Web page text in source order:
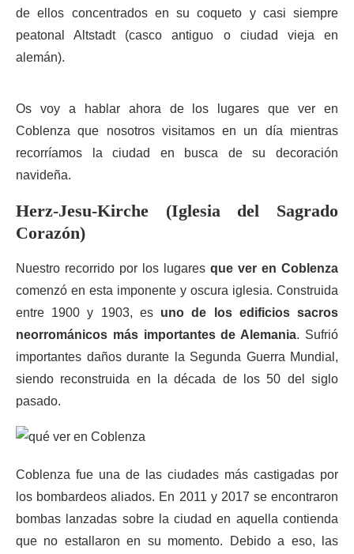
de ellos concentrados en su coqueto y casi siempre
peatonal Altstadt (casco antiguo o ciudad vieja en
alemán).
Os voy a hablar ahora de los lugares que ver en
Coblenza que nosotros visitamos en un día mientras
recorríamos la ciudad en busca de su decoración
navideña.
Herz-Jesu-Kirche (Iglesia del Sagrado
Corazón)
Nuestro recorrido por los lugares que ver en Coblenza
comenzó en esta imponente y oscura iglesia. Construida
entre 1900 y 1903, es uno de los edificios sacros
neorrománicos más importantes de Alemania. Sufrió
importantes daños durante la Segunda Guerra Mundial,
siendo reconstruida en la década de los 50 del siglo
pasado.
Coblenza fue una de las ciudades más castigadas por
los bombardeos aliados. En 2011 y 2017 se encontraron
bombas lanzadas sobre la ciudad en aquella contienda
que no estallaron en su momento. Debido a eso, las